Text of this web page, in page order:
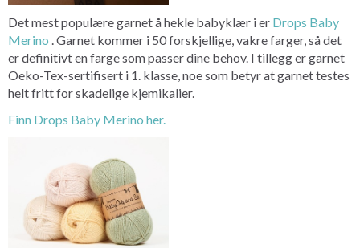
Det mest populære garnet å hekle babyklær i er Drops Baby
Merino . Garnet kommer i 50 forskjellige, vakre farger, så det
er definitivt en farge som passer dine behov. I tillegg er garnet
Oeko-Tex-sertifisert i 1. klasse, noe som betyr at garnet testes
helt fritt for skadelige kjemikalier.
Finn Drops Baby Merino her.